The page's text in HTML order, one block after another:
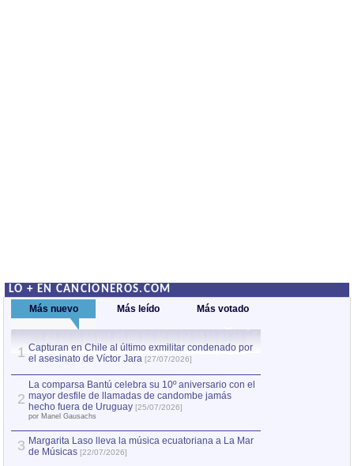
LO + EN CANCIONEROS.COM
Más nuevo Más leído Más votado
1 Capturan en Chile al último exmilitar condenado por
el asesinato de Víctor Jara [27/07/2026]
2
La comparsa Bantú celebra su 10º aniversario con el
mayor desfile de llamadas de candombe jamás
hecho fuera de Uruguay [25/07/2026]
por Manel Gausachs
3 Margarita Laso lleva la música ecuatoriana a La Mar
de Músicas [22/07/2026]